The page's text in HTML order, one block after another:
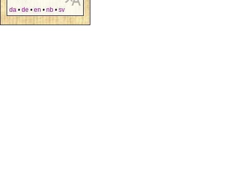
da • de • en • nb • sv